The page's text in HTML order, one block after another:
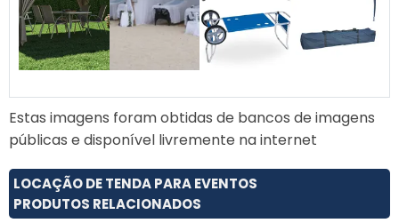
Estas imagens foram obtidas de bancos de imagens
públicas e disponível livremente na internet
LOCAÇÃO DE TENDA PARA EVENTOS
PRODUTOS RELACIONADOS